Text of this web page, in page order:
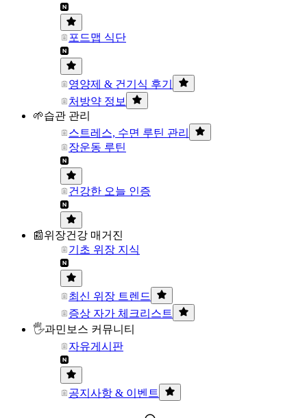
포드맵 식단
영양제 & 건기식 후기
처방약 정보
🌱습관 관리
스트레스, 수면 루틴 관리
장운동 루틴
건강한 오늘 인증
📰위장건강 매거진
기초 위장 지식
최신 위장 트렌드
증상 자가 체크리스트
🖐과민보스 커뮤니티
자유게시판
공지사항 & 이벤트